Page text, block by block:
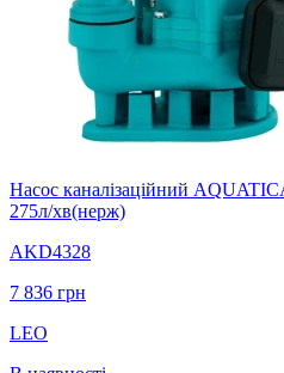
Насос каналізаційний
275л/хв(нерж)
AKD4328
7 836 грн
LEO